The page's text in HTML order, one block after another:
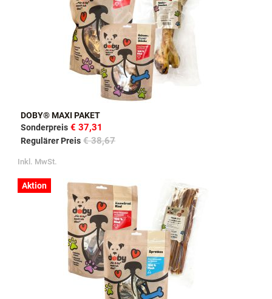
DOBY® MAXI PAKET
Sonderpreis € 37,31
Regulärer Preis € 38,67
Inkl. MwSt.
Aktion